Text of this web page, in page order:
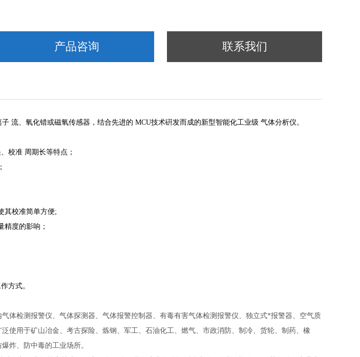
产品咨询 联系我们
流、氧化错或磁氧传感器，结合先进的 MCU技术硏发而成的新型智能化工业级 气体分析仪。
校准 周期长等特点；
其校准简单方便;
精度的影响；
方式。
体检测报警仪、气体探测器、气体报警控制器、有毒有害气体检测报警仪、独立式*报警器、空气质
使用于矿山冶金、考古探险、炼钢、军工、石油化工、燃气、市政消防、制冷、货轮、制药、橡
炸、防中毒的工业场所。